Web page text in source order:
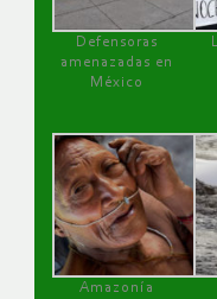
Defensoras
amenazadas en
México
Amazonía